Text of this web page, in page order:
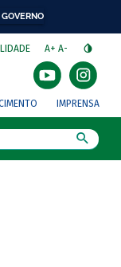
A+ A-
IMPRENSA